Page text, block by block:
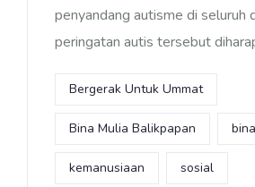
penyandang autisme di seluruh
peringatan autis tersebut
Bergerak Untuk Ummat
Bina Mulia Balikpapan
kemanusiaan sosial